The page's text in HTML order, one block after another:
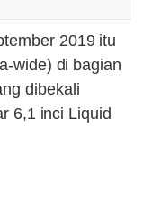
2019 itu
wide) di bagian
dibekali
6,1 inci Liquid